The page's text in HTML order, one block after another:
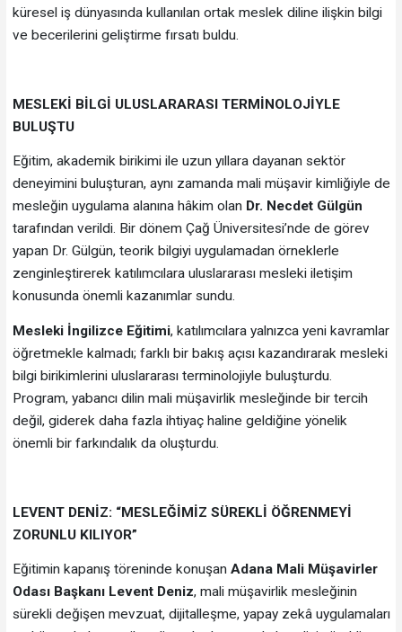
küresel iş dünyasında kullanılan ortak meslek diline ilişkin bilgi
ve becerilerini geliştirme fırsatı buldu.
MESLEKİ BİLGİ ULUSLARARASI TERMİNOLOJİYLE
BULUŞTU
Eğitim, akademik birikimi ile uzun yıllara dayanan sektör
deneyimini buluşturan, aynı zamanda mali müşavir kimliğiyle de
mesleğin uygulama alanına hâkim olan Dr. Necdet Gülgün
tarafından verildi. Bir dönem Çağ Üniversitesi’nde de görev
yapan Dr. Gülgün, teorik bilgiyi uygulamadan örneklerle
zenginleştirerek katılımcılara uluslararası mesleki iletişim
konusunda önemli kazanımlar sundu.
Mesleki İngilizce Eğitimi, katılımcılara yalnızca yeni kavramlar
öğretmekle kalmadı; farklı bir bakış açısı kazandırarak mesleki
bilgi birikimlerini uluslararası terminolojiyle buluşturdu.
Program, yabancı dilin mali müşavirlik mesleğinde bir tercih
değil, giderek daha fazla ihtiyaç haline geldiğine yönelik
önemli bir farkındalık da oluşturdu.
LEVENT DENİZ: “MESLEĞİMİZ SÜREKLİ ÖĞRENMEYİ
ZORUNLU KILIYOR”
Eğitimin kapanış töreninde konuşan Adana Mali Müşavirler
Odası Başkanı Levent Deniz, mali müşavirlik mesleğinin
sürekli değişen mevzuat, dijitalleşme, yapay zekâ uygulamaları